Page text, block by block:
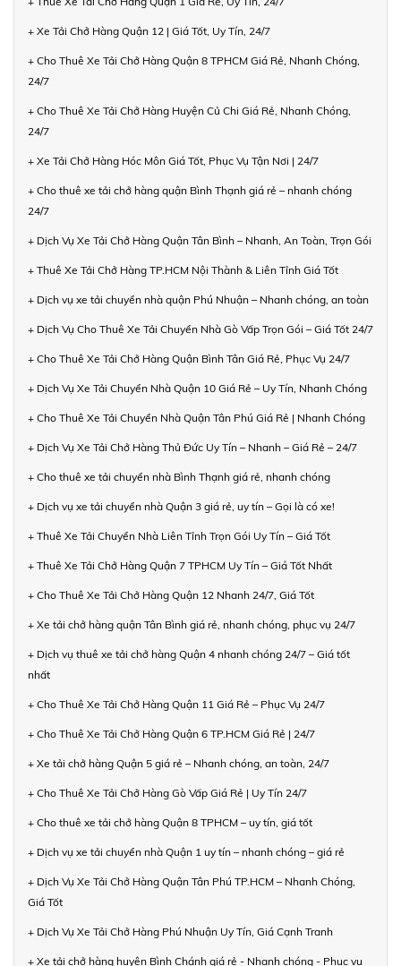
+ Xe Tải Chở Hàng Quận 12 | Giá Tốt, Uy Tín, 24/7
+ Cho Thuê Xe Tải Chở Hàng Quận 8 TPHCM Giá Rẻ, Nhanh Chóng,
24/7
+ Cho Thuê Xe Tải Chở Hàng Huyện Củ Chi Giá Rẻ, Nhanh Chóng,
24/7
+ Xe Tải Chở Hàng Hóc Môn Giá Tốt, Phục Vụ Tận Nơi | 24/7
+ Cho thuê xe tải chở hàng quận Bình Thạnh giá rẻ – nhanh chóng
24/7
+ Dịch Vụ Xe Tải Chở Hàng Quận Tân Bình – Nhanh, An Toàn, Trọn Gói
+ Thuê Xe Tải Chở Hàng TP.HCM Nội Thành & Liên Tỉnh Giá Tốt
+ Dịch vụ xe tải chuyển nhà quận Phú Nhuận – Nhanh chóng, an toàn
+ Dịch Vụ Cho Thuê Xe Tải Chuyển Nhà Gò Vấp Trọn Gói – Giá Tốt 24/7
+ Cho Thuê Xe Tải Chở Hàng Quận Bình Tân Giá Rẻ, Phục Vụ 24/7
+ Dịch Vụ Xe Tải Chuyển Nhà Quận 10 Giá Rẻ – Uy Tín, Nhanh Chóng
+ Cho Thuê Xe Tải Chuyển Nhà Quận Tân Phú Giá Rẻ | Nhanh Chóng
+ Dịch Vụ Xe Tải Chở Hàng Thủ Đức Uy Tín – Nhanh – Giá Rẻ – 24/7
+ Cho thuê xe tải chuyển nhà Bình Thạnh giá rẻ, nhanh chóng
+ Dịch vụ xe tải chuyển nhà Quận 3 giá rẻ, uy tín – Gọi là có xe!
+ Thuê Xe Tải Chuyển Nhà Liên Tỉnh Trọn Gói Uy Tín – Giá Tốt
+ Thuê Xe Tải Chở Hàng Quận 7 TPHCM Uy Tín – Giá Tốt Nhất
+ Cho Thuê Xe Tải Chở Hàng Quận 12 Nhanh 24/7, Giá Tốt
+ Xe tải chở hàng quận Tân Bình giá rẻ, nhanh chóng, phục vụ 24/7
+ Dịch vụ thuê xe tải chở hàng Quận 4 nhanh chóng 24/7 – Giá tốt
nhất
+ Cho Thuê Xe Tải Chở Hàng Quận 11 Giá Rẻ – Phục Vụ 24/7
+ Cho Thuê Xe Tải Chở Hàng Quận 6 TP.HCM Giá Rẻ | 24/7
+ Xe tải chở hàng Quận 5 giá rẻ – Nhanh chóng, an toàn, 24/7
+ Cho Thuê Xe Tải Chở Hàng Gò Vấp Giá Rẻ | Uy Tín 24/7
+ Cho thuê xe tải chở hàng Quận 8 TPHCM – uy tín, giá tốt
+ Dịch vụ xe tải chuyển nhà Quận 1 uy tín – nhanh chóng – giá rẻ
+ Dịch Vụ Xe Tải Chở Hàng Quận Tân Phú TP.HCM – Nhanh Chóng,
Giá Tốt
+ Dịch Vụ Xe Tải Chở Hàng Phú Nhuận Uy Tín, Giá Cạnh Tranh
+ Xe tải chở hàng huyện Bình Chánh giá rẻ - Nhanh chóng - Phục vụ